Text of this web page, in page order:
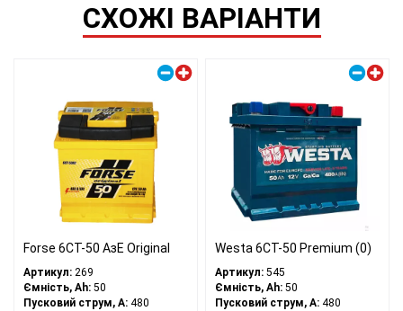
СХОЖІ ВАРІАНТИ
Forse 6СТ-50 АзЕ Original
Артикул: 269
Ємність, Ah: 50
Пусковий струм, A: 480
Westa 6CT-50 Premium (0)
Артикул: 545
Ємність, Ah: 50
Пусковий струм, A: 480